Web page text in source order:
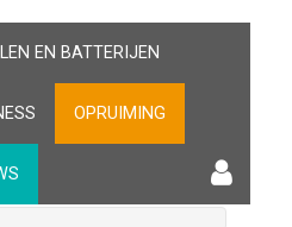
EN BATTERIJEN
OPRUIMING